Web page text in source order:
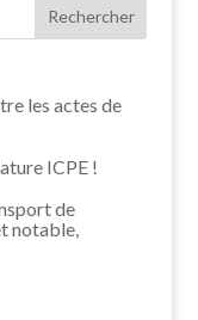
les actes de
ICPE !
de
notable,